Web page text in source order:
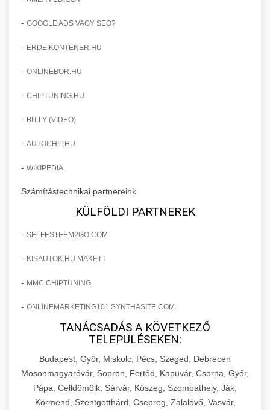
- GOOGLE ADS VAGY SEO?
- ERDEIKONTENER.HU
- ONLINEBOR.HU
- CHIPTUNING.HU
- BIT.LY (VIDEO)
- AUTOCHIP.HU
- WIKIPEDIA
Számítástechnikai partnereink
KÜLFÖLDI PARTNEREK
- SELFESTEEM2GO.COM
- KISAUTOK.HU MAKETT
- MMC CHIPTUNING
- ONLINEMARKETING101.SYNTHASITE.COM
TANÁCSADÁS A KÖVETKEZŐ
TELEPÜLÉSEKEN:
Budapest, Győr, Miskolc, Pécs, Szeged, Debrecen
Mosonmagyaróvár, Sopron, Fertőd, Kapuvár, Csorna, Győr,
Pápa, Celldömölk, Sárvár, Kőszeg, Szombathely, Ják,
Körmend, Szentgotthárd, Csepreg, Zalalövő, Vasvár,